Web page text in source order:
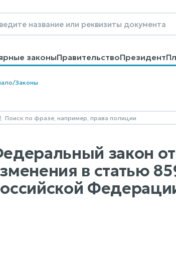
законыПравительствоПрезидент
Образцы договоровКонтактыПомощь
/Законы
закон
в статью